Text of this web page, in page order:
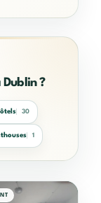
Dublin ?
30
1